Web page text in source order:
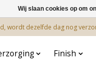
wordt dezelfde dag nog
Finish
Wij slaan cookies op om